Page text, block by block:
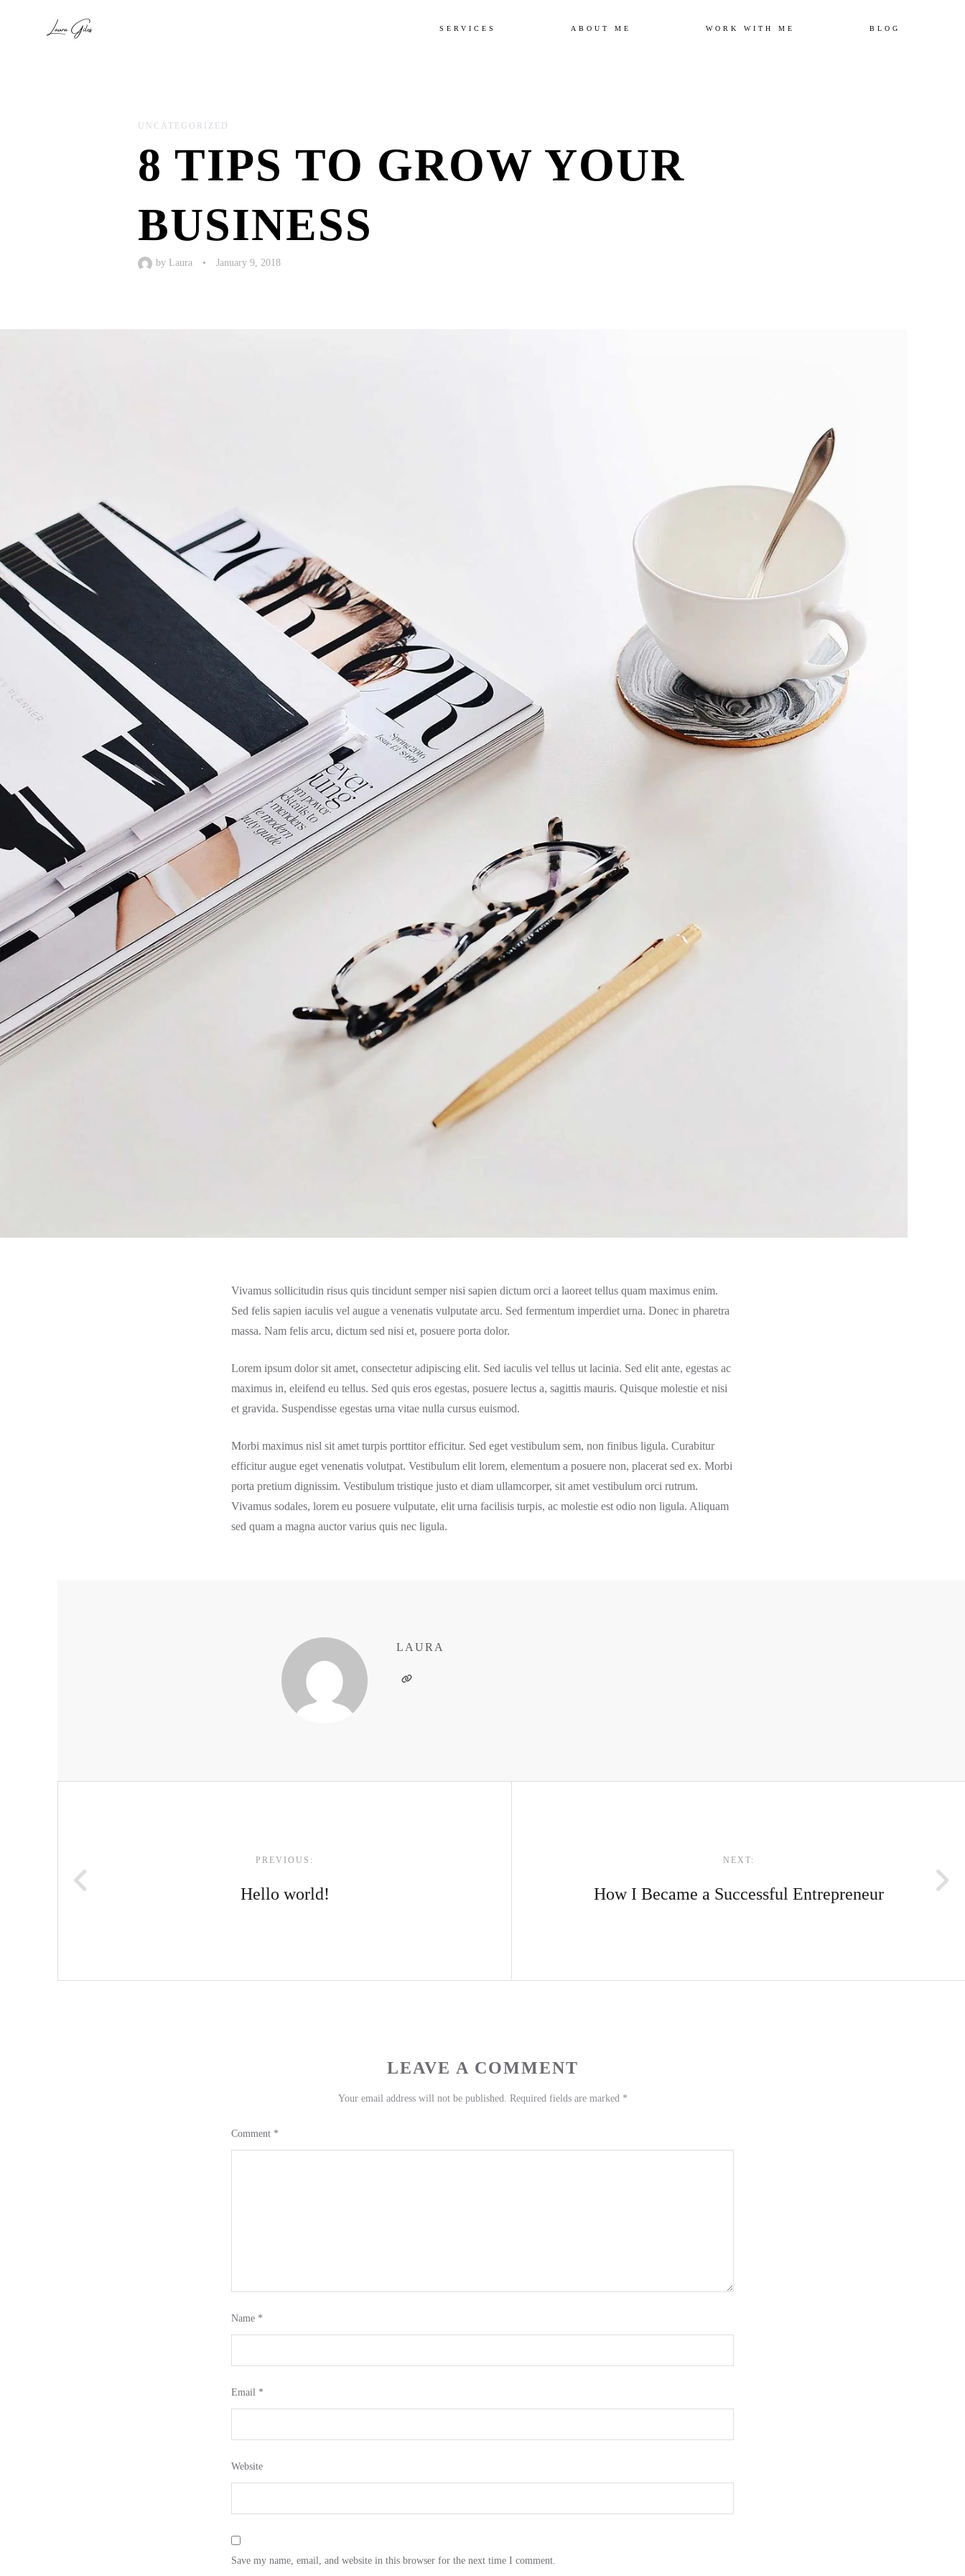
SERVICES ABOUT ME WORK WITH ME BLOG
UNCATEGORIZED
8 TIPS TO GROW YOUR
BUSINESS
by Laura • January 9, 2018
Vivamus sollicitudin risus quis tincidunt semper nisi sapien dictum orci a laoreet tellus quam maximus enim.
Sed felis sapien iaculis vel augue a venenatis vulputate arcu. Sed fermentum imperdiet urna. Donec in pharetra
massa. Nam felis arcu, dictum sed nisi et, posuere porta dolor.
Lorem ipsum dolor sit amet, consectetur adipiscing elit. Sed iaculis vel tellus ut lacinia. Sed elit ante, egestas ac
maximus in, eleifend eu tellus. Sed quis eros egestas, posuere lectus a, sagittis mauris. Quisque molestie et nisi
et gravida. Suspendisse egestas urna vitae nulla cursus euismod.
Morbi maximus nisl sit amet turpis porttitor efficitur. Sed eget vestibulum sem, non finibus ligula. Curabitur
efficitur augue eget venenatis volutpat. Vestibulum elit lorem, elementum a posuere non, placerat sed ex. Morbi
porta pretium dignissim. Vestibulum tristique justo et diam ullamcorper, sit amet vestibulum orci rutrum.
Vivamus sodales, lorem eu posuere vulputate, elit urna facilisis turpis, ac molestie est odio non ligula. Aliquam
sed quam a magna auctor varius quis nec ligula.
LAURA
PREVIOUS:
Hello world!
NEXT:
How I Became a Successful Entrepreneur
LEAVE A COMMENT
Your email address will not be published. Required fields are marked *
Comment *
Name *
Email *
Website
Save my name, email, and website in this browser for the next time I comment.